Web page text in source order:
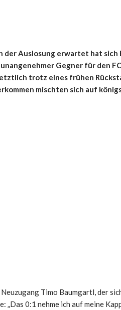
der Auslosung erwartet hat
Gegner für den
trotz eines frühen
mischten sich auf
Timo Baumgartl, der
„Das 0:1 nehme ich auf meine